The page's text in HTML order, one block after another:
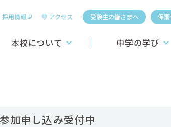
採用情報 アクセス 受験生の皆さまへ 保
本校について 中学の学び
加申し込み受付中